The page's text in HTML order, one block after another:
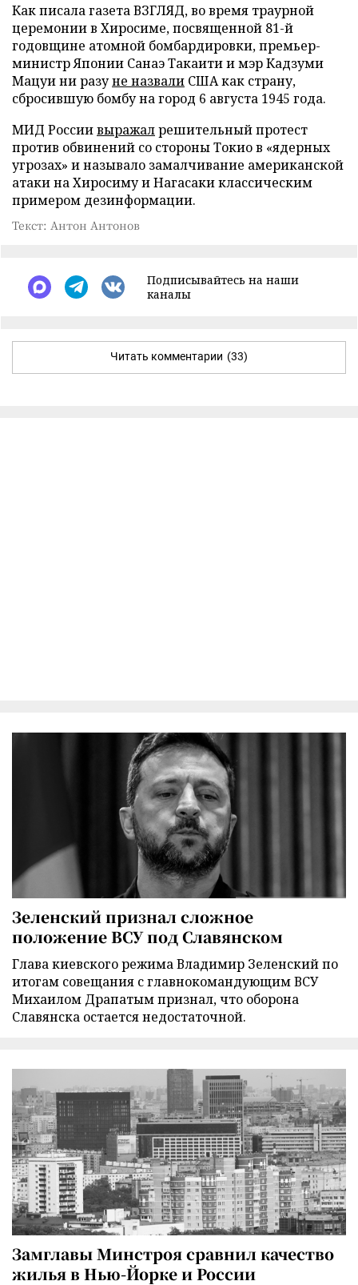
Как писала газета ВЗГЛЯД, во время траурной
церемонии в Хиросиме, посвященной 81-й
годовщине атомной бомбардировки, премьер-
министр Японии Санаэ Такаити и мэр Кадзуми
Мацуи ни разуне назвали США как страну,
сбросившую бомбу на город 6 августа 1945 года.
МИД Россиивыражалрешительный протест
против обвинений со стороны Токио в «ядерных
угрозах» и называло замалчивание американской
атаки на Хиросиму и Нагасаки классическим
примером дезинформации.
Текст: Антон Антонов
Подписывайтесь на наши
каналы
Читать комментарии (33)
Зеленский признал сложное
положение ВСУ под Славянском
Глава киевского режима Владимир Зеленский по
итогам совещания с главнокомандующим ВСУ
Михаилом Драпатым признал, что оборона
Славянска остается недостаточной.
Замглавы Минстроя сравнил качество
жилья в Нью-Йорке и России